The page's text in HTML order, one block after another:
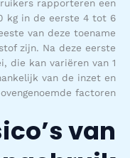
rapporteren een
kg in de eerste 4 tot 6
van deze toename
zijn. Na deze eerste
die kan variëren van 1
van de inzet en
factoren.
van